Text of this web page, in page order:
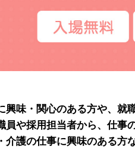
興味・関心のある方や、就
員や採用担当者から、仕
介護の仕事に興味のある方